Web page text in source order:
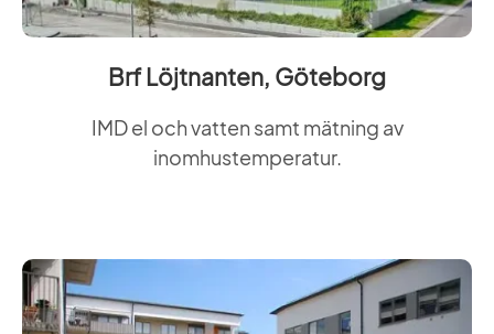
Brf Löjtnanten, Göteborg
IMD el och vatten samt mätning av
inomhustemperatur.